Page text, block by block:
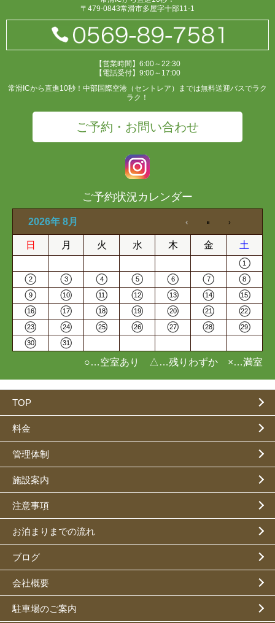
〒479-0843常滑市多屋字十部11-1
【営業時間】6:00～22:30
【電話受付】9:00～17:00
常滑ICから直進10秒！中部国際空港（セントレア）までは無料送迎バスでラク
ラク！
ご予約・お問い合わせ
ご予約状況カレンダー
2026年 8月
日 月 火 水 木 金 土
1
2 3 4 5 6 7 8
9 10 11 12 13 14 15
16 17 18 19 20 21 22
23 24 25 26 27 28 29
30 31
○…空室あり △…残りわずか ×…満室
TOP
料金
管理体制
施設案内
注意事項
お泊まりまでの流れ
ブログ
会社概要
駐車場のご案内